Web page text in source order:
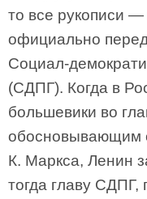
то все рукописи
официально
Социал-
(СДПГ). Когда в
большевики во
обосновывающим
К. Маркса, Ленин
тогда главу СДПГ,